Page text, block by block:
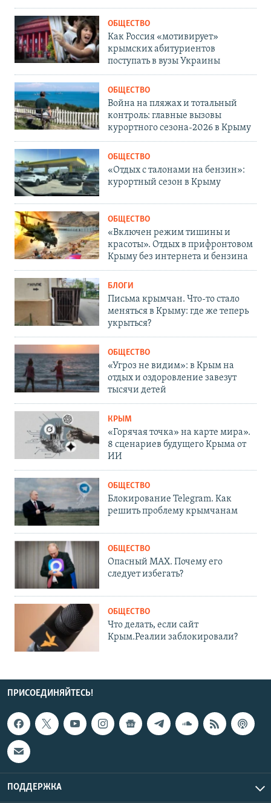
ОБЩЕСТВО
Как Россия «мотивирует»
крымских абитуриентов
поступать в вузы Украины
ОБЩЕСТВО
Война на пляжах и тотальный
контроль: главные вызовы
курортного сезона-2026 в Крыму
ОБЩЕСТВО
«Отдых с талонами на бензин»:
курортный сезон в Крыму
ОБЩЕСТВО
«Включен режим тишины и
красоты». Отдых в прифронтовом
Крыму без интернета и бензина
БЛОГИ
Письма крымчан. Что-то стало
меняться в Крыму: где же теперь
укрыться?
ОБЩЕСТВО
«Угроз не видим»: в Крым на
отдых и оздоровление завезут
тысячи детей
КРЫМ
«Горячая точка» на карте мира».
8 сценариев будущего Крыма от
ИИ
ОБЩЕСТВО
Блокирование Telegram. Как
решить проблему крымчанам
ОБЩЕСТВО
Опасный MAX. Почему его
следует избегать?
ОБЩЕСТВО
Что делать, если сайт
Крым.Реалии заблокировали?
ПРИСОЕДИНЯЙТЕСЬ!
ПОДДЕРЖКА